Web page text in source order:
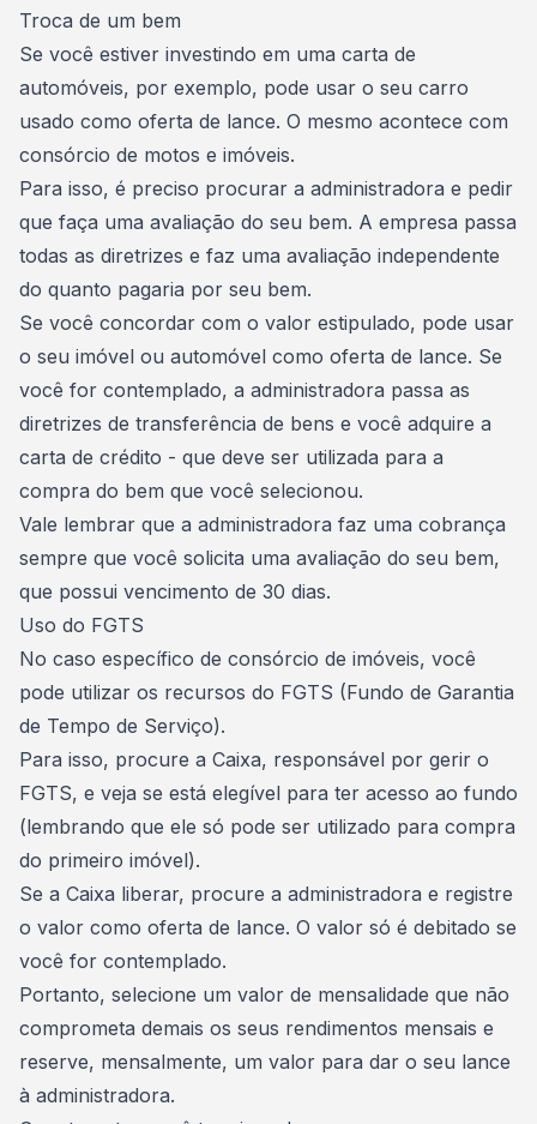
Troca de um bem
Se você estiver investindo em uma carta de
automóveis, por exemplo, pode usar o seu carro
usado como oferta de lance. O mesmo acontece com
consórcio de motos e imóveis.
Para isso, é preciso procurar a administradora e pedir
que faça uma avaliação do seu bem. A empresa passa
todas as diretrizes e faz uma avaliação independente
do quanto pagaria por seu bem.
Se você concordar com o valor estipulado, pode usar
o seu imóvel ou automóvel como oferta de lance. Se
você for contemplado, a administradora passa as
diretrizes de transferência de bens e você adquire a
carta de crédito - que deve ser utilizada para a
compra do bem que você selecionou.
Vale lembrar que a administradora faz uma cobrança
sempre que você solicita uma avaliação do seu bem,
que possui vencimento de 30 dias.
Uso do FGTS
No caso específico de consórcio de imóveis, você
pode utilizar os recursos do FGTS (Fundo de Garantia
de Tempo de Serviço).
Para isso, procure a Caixa, responsável por gerir o
FGTS, e veja se está elegível para ter acesso ao fundo
(lembrando que ele só pode ser utilizado para compra
do primeiro imóvel).
Se a Caixa liberar, procure a administradora e registre
o valor como oferta de lance. O valor só é debitado se
você for contemplado.
Portanto, selecione um valor de mensalidade que não
comprometa demais os seus rendimentos mensais e
reserve, mensalmente, um valor para dar o seu lance
à administradora.